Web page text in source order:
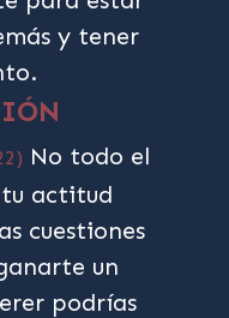
y tener
No todo el
actitud
cuestiones
un
podrías